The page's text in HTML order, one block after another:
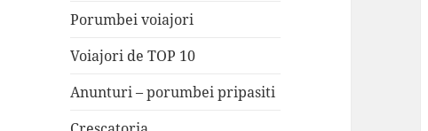
Porumbei voiajori
Voiajori de TOP 10
Anunturi – porumbei pripasiti